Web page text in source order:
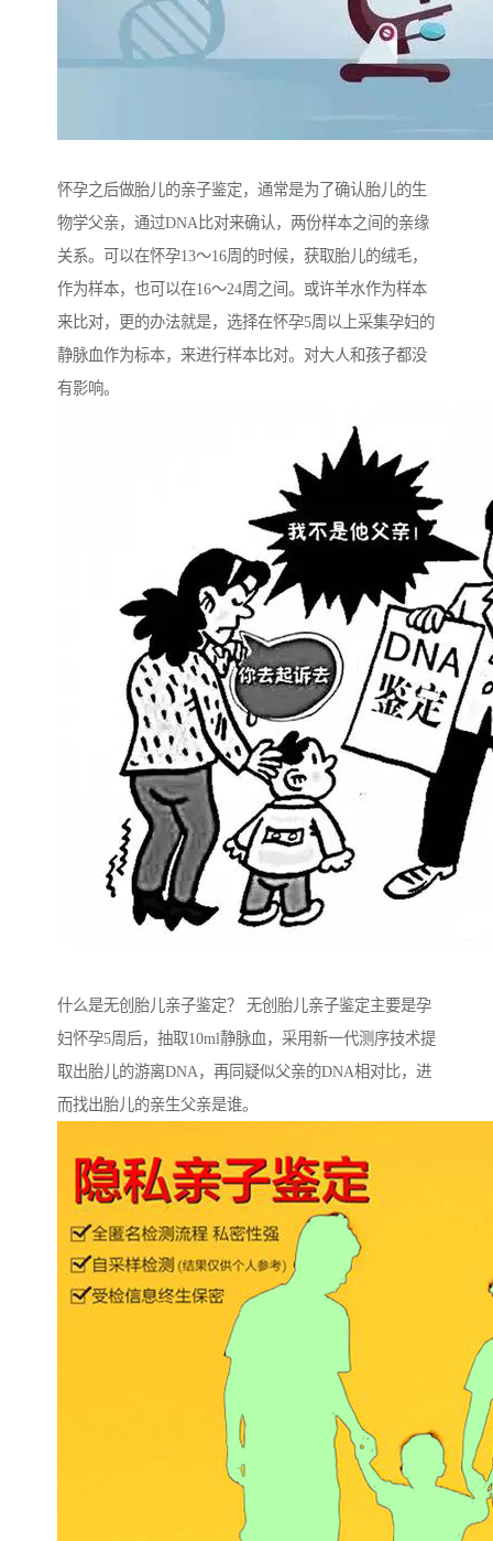
怀孕之后做胎儿的亲子鉴定，通常是为了确认胎儿的生
物学父亲，通过DNA比对来确认，两份样本之间的亲缘
关系。可以在怀孕13～16周的时候，获取胎儿的绒毛，
作为样本，也可以在16～24周之间。或许羊水作为样本
来比对，更的办法就是，选择在怀孕5周以上采集孕妇的
静脉血作为标本，来进行样本比对。对大人和孩子都没
有影响。
什么是无创胎儿亲子鉴定？ 无创胎儿亲子鉴定主要是孕
妇怀孕5周后，抽取10ml静脉血，采用新一代测序技术提
取出胎儿的游离DNA，再同疑似父亲的DNA相对比，进
而找出胎儿的亲生父亲是谁。